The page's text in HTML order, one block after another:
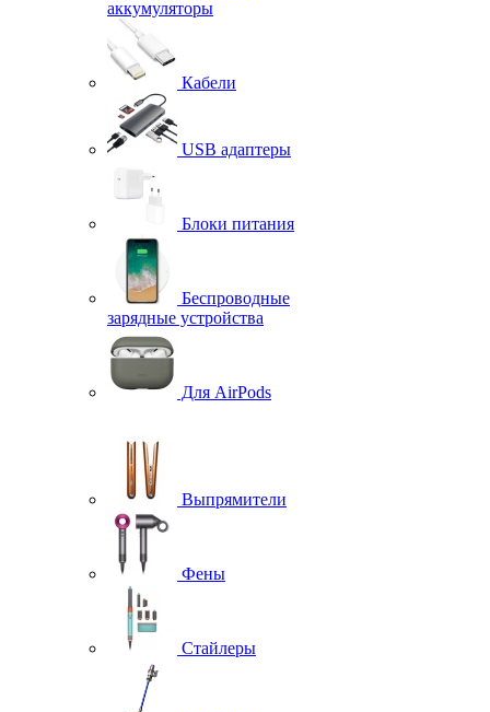
аккумуляторы
Кабели
USB адаптеры
Блоки питания
Беспроводные
зарядные устройства
Для AirPods
Выпрямители
Фены
Стайлеры